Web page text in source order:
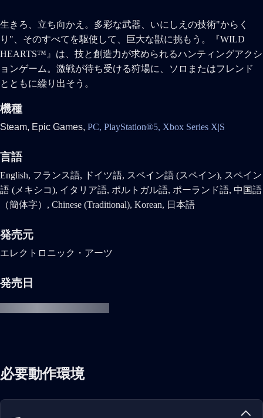
生きろ、立ち向かえ。多彩な武器、いにしえの技術"からく
り"、そのすべてを駆使して、巨大な獣に挑もう。『WILD
HEARTS™』は、技と創造力が求められるハンティングアクシ
ョンゲーム。激戦が待ち受ける狩場に、ソロまたはフレンド
とともに繰り出そう。
機種
Steam, Epic Games, PC, PlayStation®5, Xbox Series X|S
言語
English, フランス語, ドイツ語, スペイン語 (スペイン), スペイン
語 (メキシコ), イタリア語, ポルトガル語, ポーランド語, 中国語
（簡体字）, Chinese (Traditional), Korean, 日本語
発売元
エレクトロニック・アーツ
発売日
必要動作環境